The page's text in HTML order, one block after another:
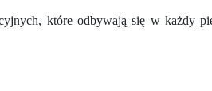
które odbywają się w każdy